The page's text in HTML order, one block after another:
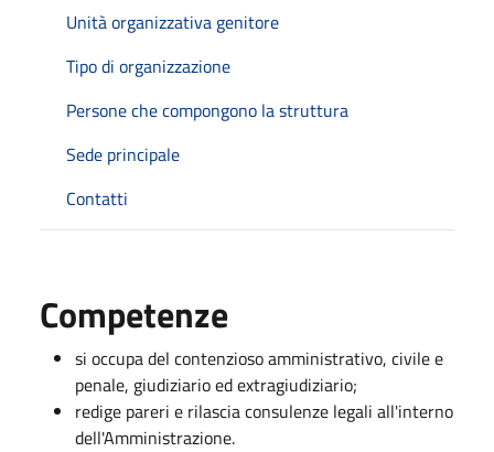
Unità organizzativa genitore
Tipo di organizzazione
Persone che compongono la struttura
Sede principale
Contatti
Competenze
si occupa del contenzioso amministrativo, civile e
penale, giudiziario ed extragiudiziario;
redige pareri e rilascia consulenze legali all'interno
dell'Amministrazione.